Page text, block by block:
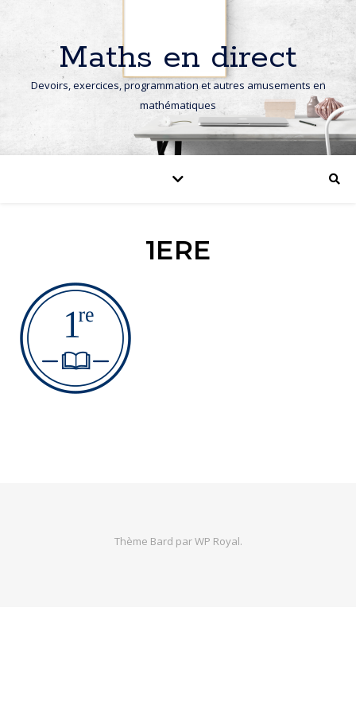
Maths en direct
Devoirs, exercices, programmation et autres amusements en
mathématiques
1ERE
Thème Bard parWP Royal.